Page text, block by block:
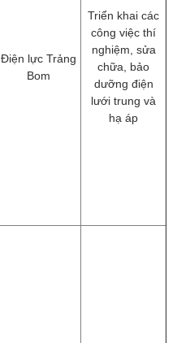
Điện lực Trảng
Bom
Triển khai các
công việc thí
nghiệm, sửa
chữa, ​bảo
dưỡng điện
lưới trung và
hạ áp